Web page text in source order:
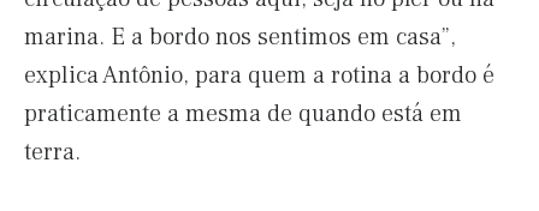
marina. E a bordo nos sentimos em casa”,
explica Antônio, para quem a rotina a bordo é
praticamente a mesma de quando está em
terra.